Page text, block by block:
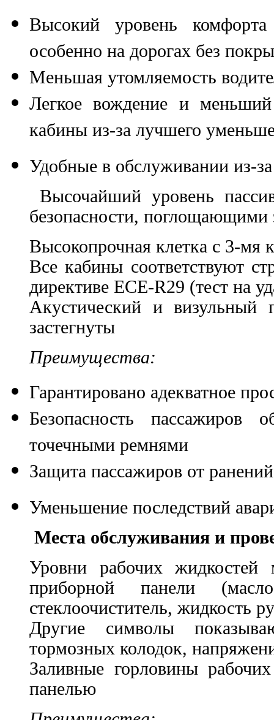
Высокий уровень
особенно на дорогах без
Меньшая утомляемость
Легкое вождение и
кабины из-за лучшего
Удобные в обслуживании из-
Высочайший уровень
безопасности, поглощающими
Высокопрочная клетка с 3-мя
Все кабины соответствуют
директиве ECE-R29 (тест на
Акустический и
застегнуты
Преимущества:
Гарантировано адекватное
Безопасность пассажиров
точечными ремнями
Защита пассажиров от ранений
Уменьшение последствий
Места обслуживания и
Уровни рабочих жидкостей
приборной панели
стеклоочиститель, жидкость
Другие символы
тормозных колодок,
Заливные горловины
панелью